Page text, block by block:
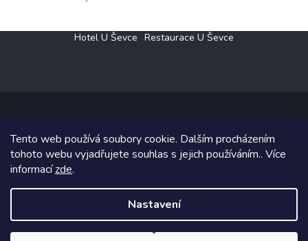
Tento web používá soubory cookie. Dalším procházením
tohoto webu vyjadřujete souhlas s jejich používáním.. Více
informacízde.
Nastavení
Hotel U Ševce Restaurace U Ševce
Copyright 2026Elektro Klesný s.r.o.. Všechna práva vyhrazena.
Grafický návrh vytvořil a na Shoptet implementoval
Shoptetak.cz.
Vytvořil Shoptet